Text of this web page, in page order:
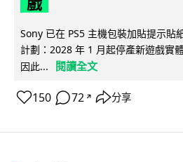
Sony 已在 PS5 主機包裝加貼提示貼
計劃：2028 年 1 月起停產新遊戲實
因此...
閱讀全文
150 72 ↗ 分享